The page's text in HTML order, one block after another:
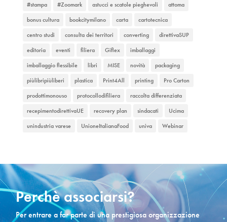
#stampa
#Zoomark astucci e scatole pieghevoli
attoma
bonus cultura
bookcitymilano carta
cartotecnica
centro studi
consulta dei territori converting
direttivaSUP
editoria
eventi filiera Giflex
imballaggi
imballaggio flessibile
libri MISE novità
packaging
piùlibripiùliberi
plastica Print4All printing
Pro Carton
prodottimonouso
protocollodifiliera
raccolta differenziata
recepimentodirettivaUE
recovery plan sindacati
Ucima
unindustria varese
UnioneItalianaFood univa Webinar
Perchè associarsi?
Per entrare a far parte di una prestigiosa organizzazione